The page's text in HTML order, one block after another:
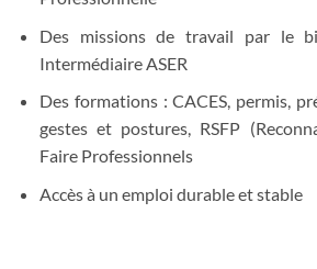
Des missions de travail par le
Intermédiaire ASER
Des formations : CACES, permis,
gestes et postures, RSFP
Faire Professionnels
Accès à un emploi durable et stable